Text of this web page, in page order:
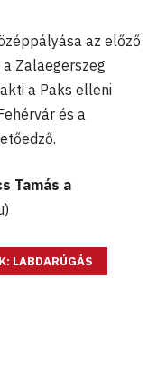
az előző
Zalaegerszeg
a Paks elleni
és a
Tamás a
LABDARÚGÁS